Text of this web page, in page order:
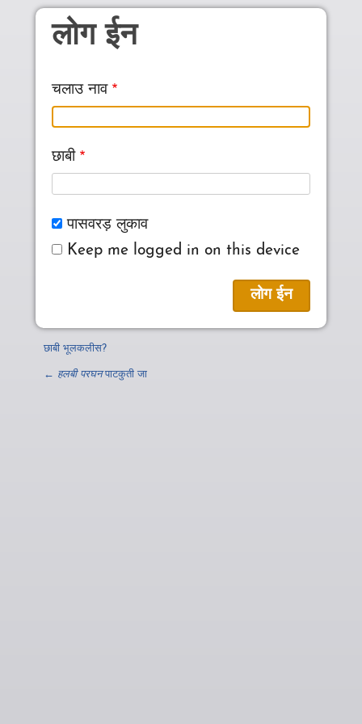
Skip to main content
लोग ईन
चलाउ नाव
छाबी
पासवरड़ लुकाव
Keep me logged in on this device
छाबी भूलकलीस?
← हलबी परघनपाटकुती जा